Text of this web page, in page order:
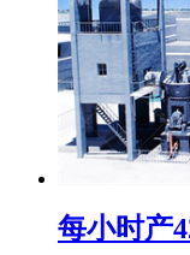
每小时产